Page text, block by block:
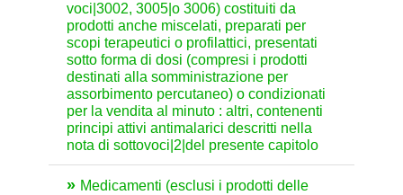
voci|3002, 3005|o 3006) costituiti da
prodotti anche miscelati, preparati per
scopi terapeutici o profilattici, presentati
sotto forma di dosi (compresi i prodotti
destinati alla somministrazione per
assorbimento percutaneo) o condizionati
per la vendita al minuto : altri, contenenti
principi attivi antimalarici descritti nella
nota di sottovoci|2|del presente capitolo
Medicamenti (esclusi i prodotti delle